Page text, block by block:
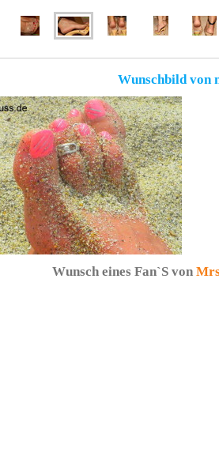
Wunschbild von
Wunsch eines Fan`S von